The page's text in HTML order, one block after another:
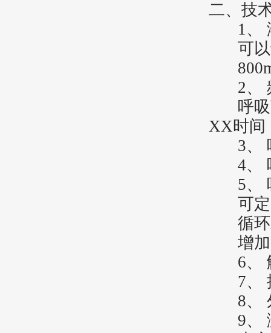
二、技
1、
可
2、
呼
XX时间
3、
4、
5、
可
循
增
6、
7、
8、
9、